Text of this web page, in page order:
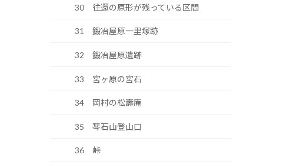
30 往還の原形が残っている区間
31 鍛冶屋原一里塚跡
32 鍛冶屋原遺跡
33 宮ヶ原の宮石
34 岡村の松壽庵
35 琴石山登山口
36 峠